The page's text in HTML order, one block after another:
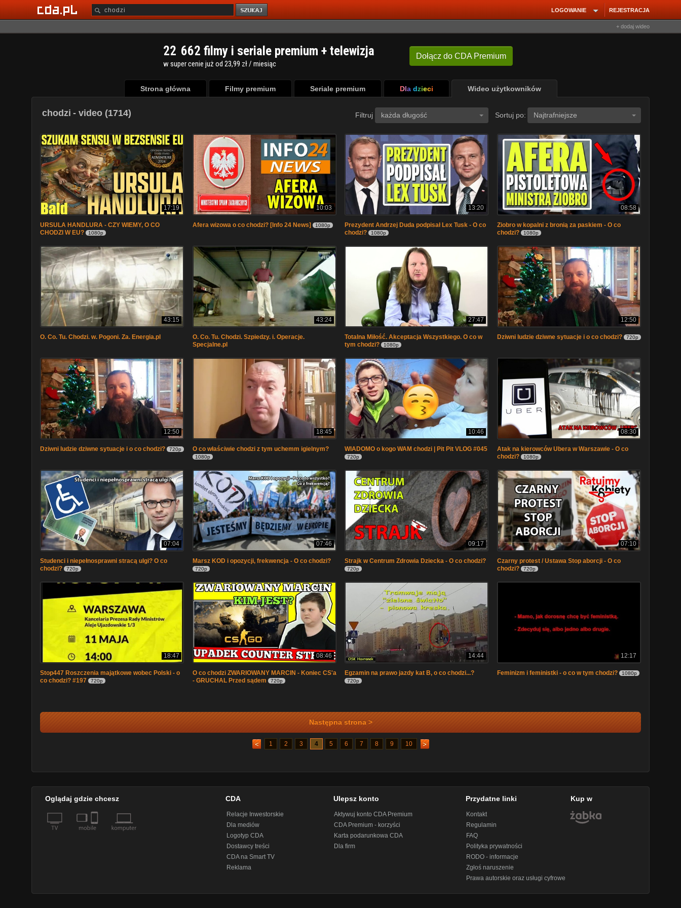
REJESTRACJA
LOGOWANIE
+ dodaj wideo
Dołącz do CDA Premium
22 662 filmy i seriale premium + telewizja
w super cenie już od 23,99 zł / miesiąc
Strona główna Filmy premium Seriale premium Dla dzieci Wideo użytkowników
chodzi - video (1714) Filtruj każda długość Sortuj po: Najtrafniejsze
17:19
URSULA HANDLURA - CZY WIEMY, O CO
CHODZI W EU?
1080p
10:03
Afera wizowa o co chodzi? [Info 24 News] 1080p
13:20
Prezydent Andrzej Duda podpisał Lex Tusk - O co
chodzi?
1080p
08:58
Ziobro w kopalni z bronią za paskiem - O co
chodzi?
1080p
43:15
O. Co. Tu. Chodzi. w. Pogoni. Za. Energia.pl
43:24
O. Co. Tu. Chodzi. Szpiedzy. i. Operacje.
Specjalne.pl
27:47
Totalna Miłość. Akceptacja Wszystkiego. O co w
tym chodzi?
1080p
12:50
Dziwni ludzie dziwne sytuacje i o co chodzi? 720p
12:50
Dziwni ludzie dziwne sytuacje i o co chodzi? 720p
18:45
O co właściwie chodzi z tym uchemm igielnym?
1080p
10:46
WIADOMO o kogo WAM chodzi | Pit Pit VLOG #045
720p
08:30
Atak na kierowców Ubera w Warszawie - O co
chodzi?
1080p
07:04
Studenci i niepełnosprawni stracą ulgi? O co
chodzi?
720p
07:46
Marsz KOD i opozycji, frekwencja - O co chodzi?
720p
09:17
Strajk w Centrum Zdrowia Dziecka - O co chodzi?
720p
07:10
Czarny protest / Ustawa Stop aborcji - O co
chodzi?
720p
18:47
Stop447 Roszczenia majątkowe wobec Polski - o
co chodzi? #197
720p
08:46
O co chodzi ZWARIOWANY MARCIN - Koniec CS'a
- GRUCHAL Przed sądem
720p
14:44
Egzamin na prawo jazdy kat B, o co chodzi...?
720p
12:17
Feminizm i feministki - o co w tym chodzi? 1080p
Następna strona >
1 2 3 4 5 6 7 8 9 10
Oglądaj gdzie chcesz CDA
Relacje Inwestorskie
Dla mediów
Logotyp CDA
Dostawcy treści
CDA na Smart TV
Reklama
Ulepsz konto
Aktywuj konto CDA Premium
CDA Premium - korzyści
Karta podarunkowa CDA
Dla firm
Przydatne linki
Kontakt
Regulamin
FAQ
Polityka prywatności
RODO - informacje
Zgłoś naruszenie
Prawa autorskie oraz usługi cyfrowe
Kup w